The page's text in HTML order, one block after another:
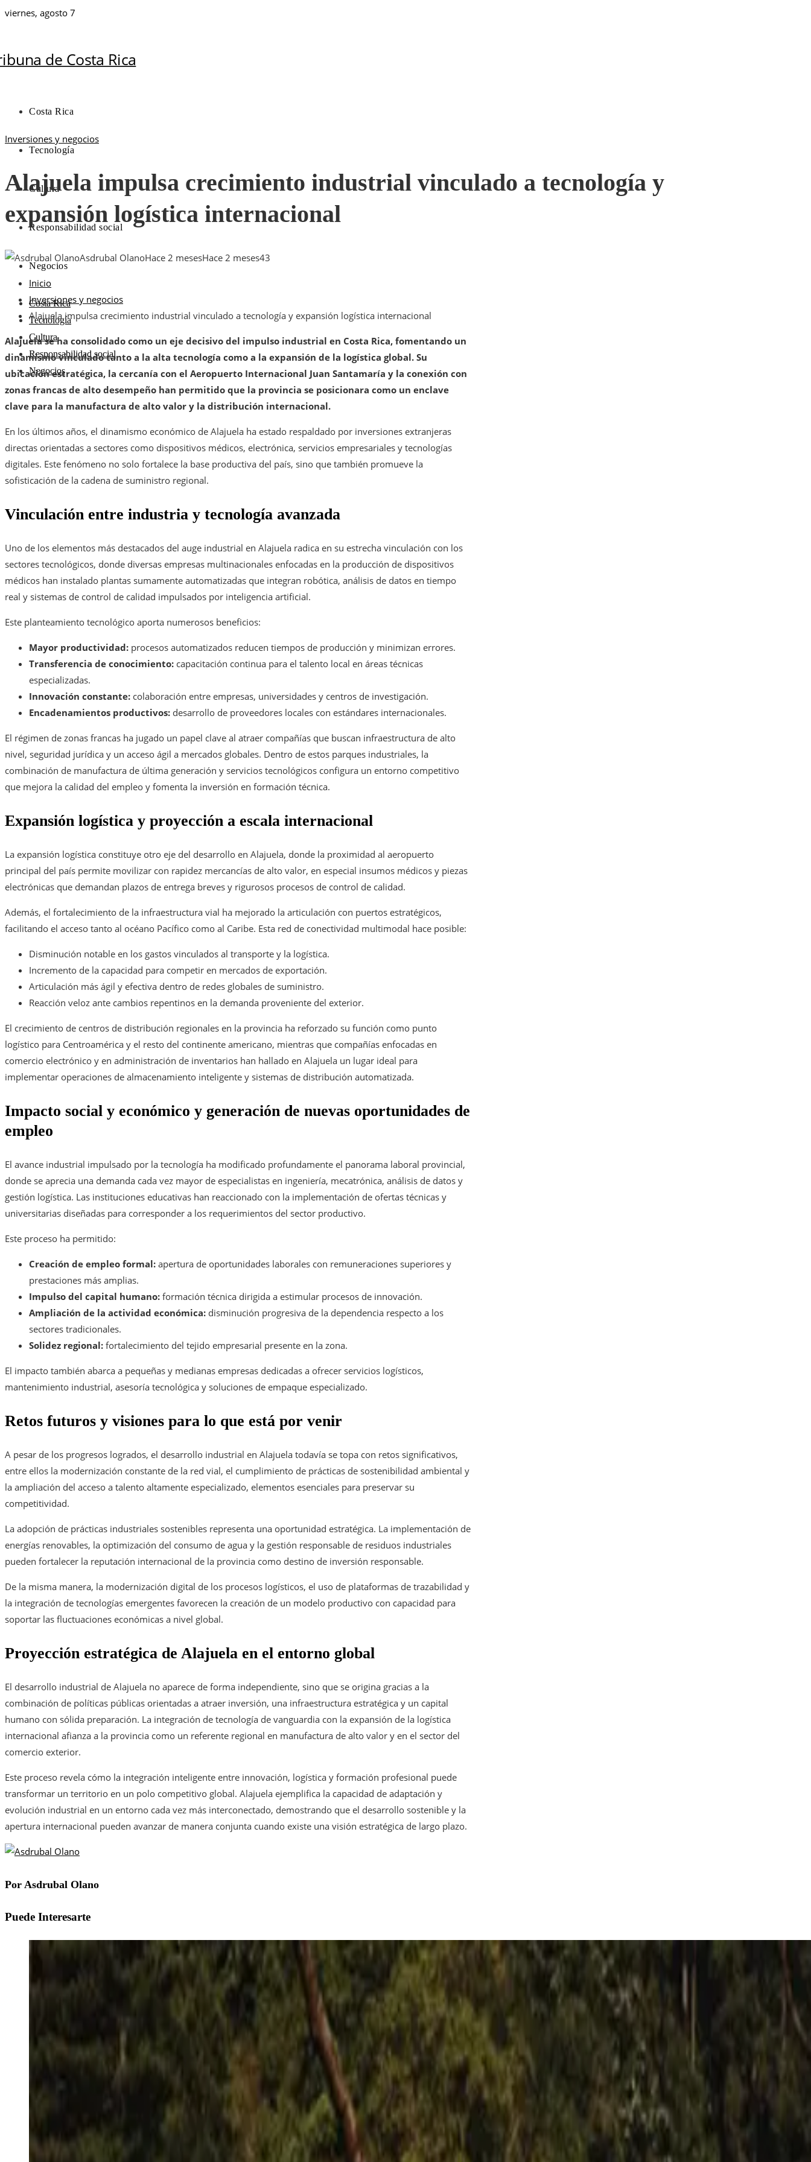
viernes, agosto 7
Costa Rica
Tecnología
Cultura
Responsabilidad social
Negocios
Costa Rica
Tecnología
Cultura
Responsabilidad social
Negocios
Inversiones y negocios
Alajuela impulsa crecimiento industrial vinculado a tecnología y
expansión logística internacional
Asdrubal OlanoHace 2 mesesHace 2 meses43
Inicio
Inversiones y negocios
Alajuela impulsa crecimiento industrial vinculado a tecnología y expansión logística internacional
Alajuela se ha consolidado como un eje decisivo del impulso industrial en Costa Rica, fomentando un
dinamismo vinculado tanto a la alta tecnología como a la expansión de la logística global. Su
ubicación estratégica, la cercanía con el Aeropuerto Internacional Juan Santamaría y la conexión con
zonas francas de alto desempeño han permitido que la provincia se posicionara como un enclave
clave para la manufactura de alto valor y la distribución internacional.
En los últimos años, el dinamismo económico de Alajuela ha estado respaldado por inversiones extranjeras
directas orientadas a sectores como dispositivos médicos, electrónica, servicios empresariales y tecnologías
digitales. Este fenómeno no solo fortalece la base productiva del país, sino que también promueve la
sofisticación de la cadena de suministro regional.
Vinculación entre industria y tecnología avanzada
Uno de los elementos más destacados del auge industrial en Alajuela radica en su estrecha vinculación con los
sectores tecnológicos, donde diversas empresas multinacionales enfocadas en la producción de dispositivos
médicos han instalado plantas sumamente automatizadas que integran robótica, análisis de datos en tiempo
real y sistemas de control de calidad impulsados por inteligencia artificial.
Este planteamiento tecnológico aporta numerosos beneficios:
Mayor productividad: procesos automatizados reducen tiempos de producción y minimizan errores.
Transferencia de conocimiento: capacitación continua para el talento local en áreas técnicas
especializadas.
Innovación constante: colaboración entre empresas, universidades y centros de investigación.
Encadenamientos productivos: desarrollo de proveedores locales con estándares internacionales.
El régimen de zonas francas ha jugado un papel clave al atraer compañías que buscan infraestructura de alto
nivel, seguridad jurídica y un acceso ágil a mercados globales. Dentro de estos parques industriales, la
combinación de manufactura de última generación y servicios tecnológicos configura un entorno competitivo
que mejora la calidad del empleo y fomenta la inversión en formación técnica.
Expansión logística y proyección a escala internacional
La expansión logística constituye otro eje del desarrollo en Alajuela, donde la proximidad al aeropuerto
principal del país permite movilizar con rapidez mercancías de alto valor, en especial insumos médicos y piezas
electrónicas que demandan plazos de entrega breves y rigurosos procesos de control de calidad.
Además, el fortalecimiento de la infraestructura vial ha mejorado la articulación con puertos estratégicos,
facilitando el acceso tanto al océano Pacífico como al Caribe. Esta red de conectividad multimodal hace posible:
Disminución notable en los gastos vinculados al transporte y la logística.
Incremento de la capacidad para competir en mercados de exportación.
Articulación más ágil y efectiva dentro de redes globales de suministro.
Reacción veloz ante cambios repentinos en la demanda proveniente del exterior.
El crecimiento de centros de distribución regionales en la provincia ha reforzado su función como punto
logístico para Centroamérica y el resto del continente americano, mientras que compañías enfocadas en
comercio electrónico y en administración de inventarios han hallado en Alajuela un lugar ideal para
implementar operaciones de almacenamiento inteligente y sistemas de distribución automatizada.
Impacto social y económico y generación de nuevas oportunidades de
empleo
El avance industrial impulsado por la tecnología ha modificado profundamente el panorama laboral provincial,
donde se aprecia una demanda cada vez mayor de especialistas en ingeniería, mecatrónica, análisis de datos y
gestión logística. Las instituciones educativas han reaccionado con la implementación de ofertas técnicas y
universitarias diseñadas para corresponder a los requerimientos del sector productivo.
Este proceso ha permitido:
Creación de empleo formal: apertura de oportunidades laborales con remuneraciones superiores y
prestaciones más amplias.
Impulso del capital humano: formación técnica dirigida a estimular procesos de innovación.
Ampliación de la actividad económica: disminución progresiva de la dependencia respecto a los
sectores tradicionales.
Solidez regional: fortalecimiento del tejido empresarial presente en la zona.
El impacto también abarca a pequeñas y medianas empresas dedicadas a ofrecer servicios logísticos,
mantenimiento industrial, asesoría tecnológica y soluciones de empaque especializado.
Retos futuros y visiones para lo que está por venir
A pesar de los progresos logrados, el desarrollo industrial en Alajuela todavía se topa con retos significativos,
entre ellos la modernización constante de la red vial, el cumplimiento de prácticas de sostenibilidad ambiental y
la ampliación del acceso a talento altamente especializado, elementos esenciales para preservar su
competitividad.
La adopción de prácticas industriales sostenibles representa una oportunidad estratégica. La implementación de
energías renovables, la optimización del consumo de agua y la gestión responsable de residuos industriales
pueden fortalecer la reputación internacional de la provincia como destino de inversión responsable.
De la misma manera, la modernización digital de los procesos logísticos, el uso de plataformas de trazabilidad y
la integración de tecnologías emergentes favorecen la creación de un modelo productivo con capacidad para
soportar las fluctuaciones económicas a nivel global.
Proyección estratégica de Alajuela en el entorno global
El desarrollo industrial de Alajuela no aparece de forma independiente, sino que se origina gracias a la
combinación de políticas públicas orientadas a atraer inversión, una infraestructura estratégica y un capital
humano con sólida preparación. La integración de tecnología de vanguardia con la expansión de la logística
internacional afianza a la provincia como un referente regional en manufactura de alto valor y en el sector del
comercio exterior.
Este proceso revela cómo la integración inteligente entre innovación, logística y formación profesional puede
transformar un territorio en un polo competitivo global. Alajuela ejemplifica la capacidad de adaptación y
evolución industrial en un entorno cada vez más interconectado, demostrando que el desarrollo sostenible y la
apertura internacional pueden avanzar de manera conjunta cuando existe una visión estratégica de largo plazo.
Por Asdrubal Olano
Puede Interesarte